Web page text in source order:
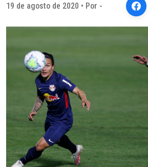
19 de agosto de 2020 • Por -